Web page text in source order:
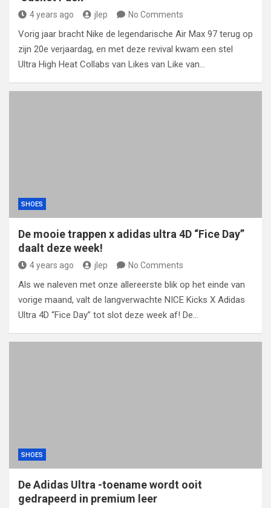
4 years ago jlep No Comments
Vorig jaar bracht Nike de legendarische Air Max 97 terug op
zijn 20e verjaardag, en met deze revival kwam een ​​stel
Ultra High Heat Collabs van Likes van Like van…
SHOES
De mooie trappen x adidas ultra 4D “Fice Day”
daalt deze week!
4 years ago jlep No Comments
Als we naleven met onze allereerste blik op het einde van
vorige maand, valt de langverwachte NICE Kicks X Adidas
Ultra 4D “Fice Day” tot slot deze week af! De…
SHOES
De Adidas Ultra -toename wordt ooit
gedrapeerd in premium leer